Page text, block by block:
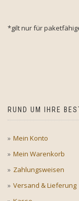
*gilt nur für
RUND UM IHRE
Mein Konto
Mein Warenkorb
Zahlungsweisen
Versand & Lieferung